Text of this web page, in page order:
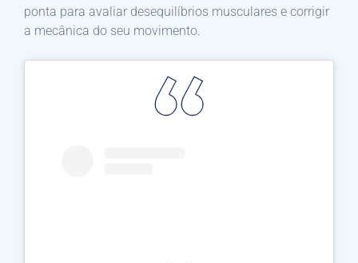
ponta para avaliar desequilíbrios musculares e corrigir
a mecânica do seu movimento.